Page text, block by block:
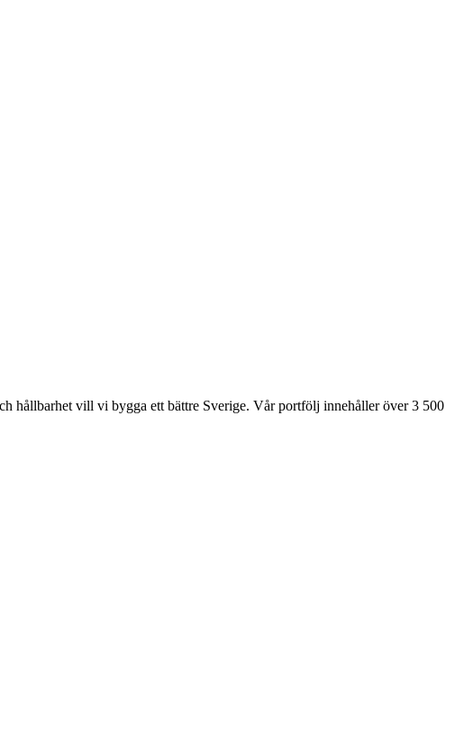
hållbarhet vill vi bygga ett bättre Sverige. Vår portfölj innehåller över 3 500